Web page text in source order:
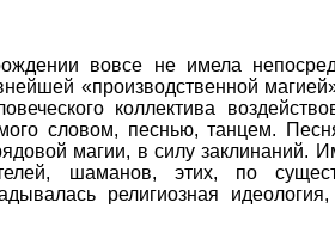
вовсе не имела
«производственной
коллектива
словом, песнью, танцем.
магии, в силу заклинаний.
шаманов, этих, по
религиозная